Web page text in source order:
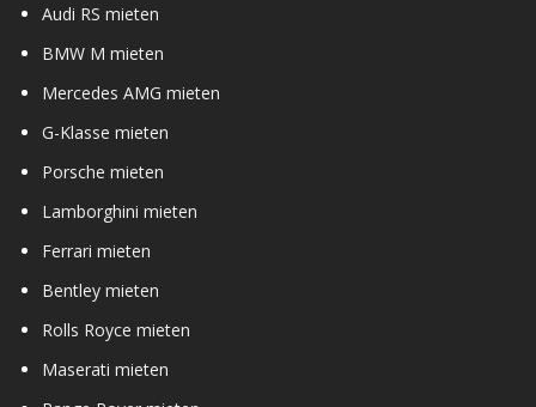
Audi RS mieten
BMW M mieten
Mercedes AMG mieten
G-Klasse mieten
Porsche mieten
Lamborghini mieten
Ferrari mieten
Bentley mieten
Rolls Royce mieten
Maserati mieten